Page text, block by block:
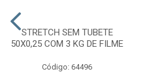
STRETCH SEM TUBETE
50X0,25 COM 3 KG DE FILME
Código: 64496